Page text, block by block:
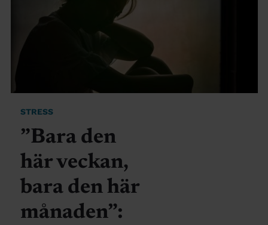
STRESS
”Bara den
här veckan,
bara den här
månaden”: